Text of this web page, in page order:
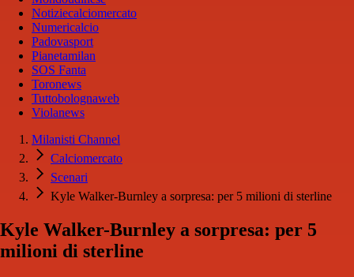
Notiziecalciomercato
Numericalcio
Padovasport
Pianetamilan
SOS Fanta
Toronews
Tuttobolognaweb
Violanews
Milanisti Channel
Calciomercato
Scenari
Kyle Walker-Burnley a sorpresa: per 5 milioni di sterline
Kyle Walker-Burnley a sorpresa: per 5
milioni di sterline